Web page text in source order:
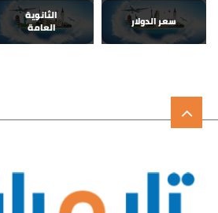
سعر الدولار
الثانوية
العامة